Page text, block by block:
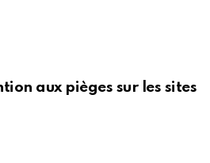
aux pièges sur les sites